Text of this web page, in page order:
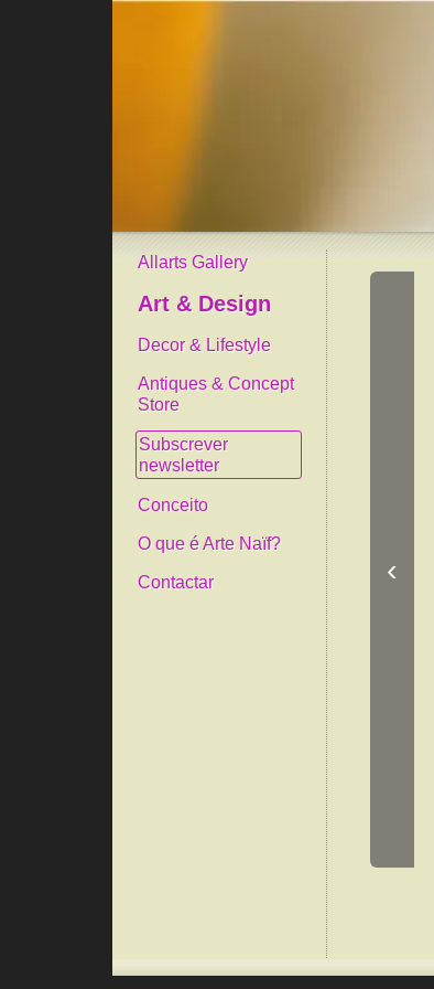
Allarts Gallery
Art & Design
Decor & Lifestyle
Antiques & Concept
Store
Subscrever
newsletter
Conceito
O que é Arte Naïf?
Contactar ‹